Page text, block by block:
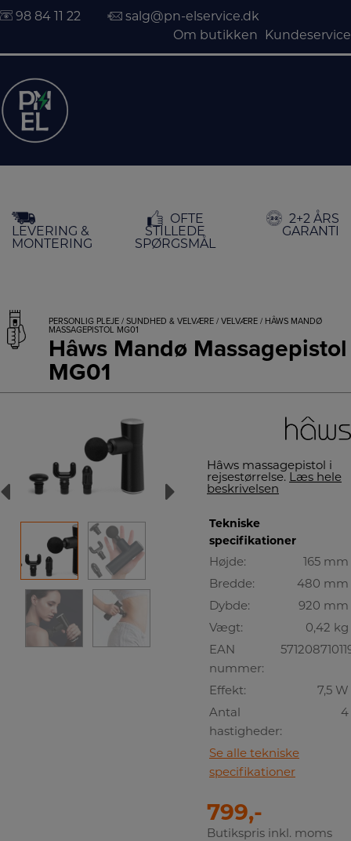
indholdet
98 84 11 22
salg@pn-elservice.dk
Om butikken
Kundeservice
LEVERING &
MONTERING
OFTE
STILLEDE
SPØRGSMÅL
2+2 ÅRS
GARANTI
PERSONLIG PLEJE / SUNDHED & VELVÆRE / VELVÆRE / HÂWS MANDØ
MASSAGEPISTOL MG01
Hâws Mandø Massagepistol
MG01
Hâws massagepistol i
rejsestørrelse. Læs hele
beskrivelsen
Tekniske
specifikationer
Højde:
165 mm
Bredde:
480 mm
Dybde:
920 mm
Vægt:
0,42 kg
EAN
nummer:
Effekt:
7,5 W
Antal
hastigheder:
4
Se alle tekniske
specifikationer
799,-
Butikspris inkl. moms